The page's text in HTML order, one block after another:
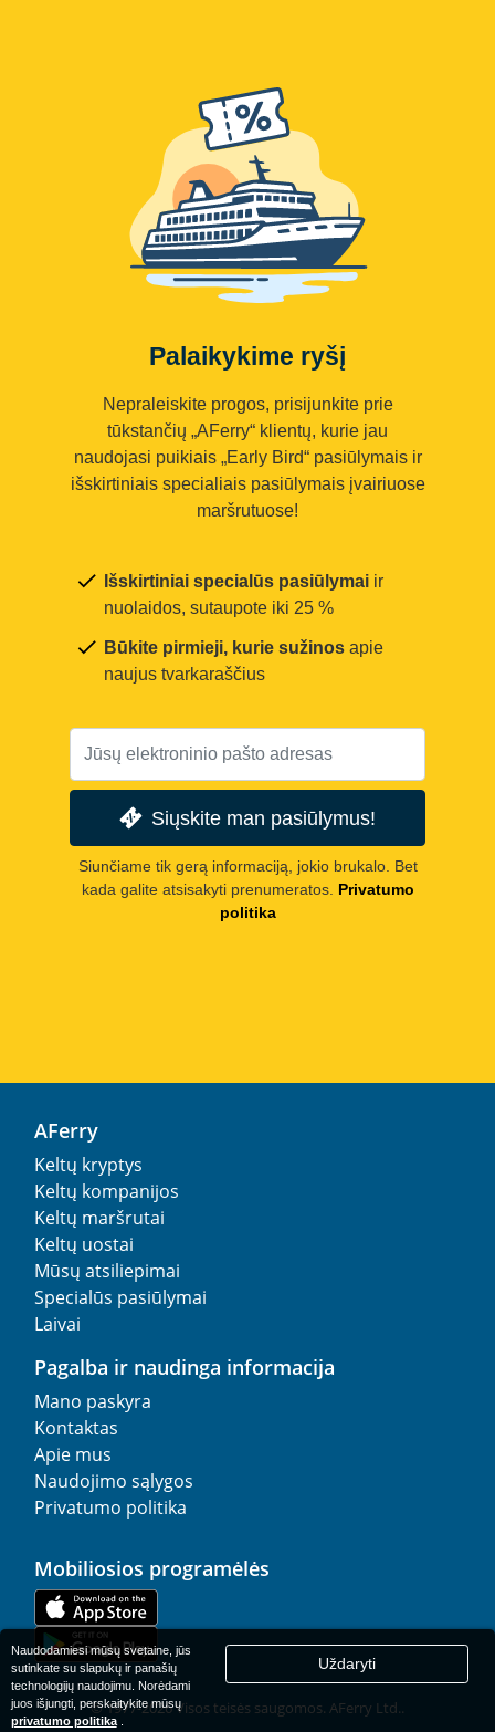
Palaikykime ryšį
Nepraleiskite progos, prisijunkite prie
tūkstančių „AFerry“ klientų, kurie jau
naudojasi puikiais „Early Bird“ pasiūlymais ir
išskirtiniais specialiais pasiūlymais įvairiuose
maršrutuose!
Išskirtiniai specialūs pasiūlymai ir
nuolaidos, sutaupote iki 25 %
Būkite pirmieji, kurie sužinos apie
naujus tvarkaraščius
Siųskite man pasiūlymus!
Siunčiame tik gerą informaciją, jokio brukalo. Bet
kada galite atsisakyti prenumeratos. Privatumo
politika
AFerry
Keltų kryptys
Keltų kompanijos
Keltų maršrutai
Keltų uostai
Mūsų atsiliepimai
Specialūs pasiūlymai
Laivai
Pagalba ir naudinga informacija
Mano paskyra
Kontaktas
Apie mus
Naudojimo sąlygos
Privatumo politika
Mobiliosios programėlės
© 1977-2026Visos teisės saugomos. AFerry Ltd..
Naudodamiesi mūsų svetaine, jūs
sutinkate su slapukų ir panašių
technologijų naudojimu. Norėdami
juos išjungti, perskaitykite mūsų
privatumo politika.
Uždaryti